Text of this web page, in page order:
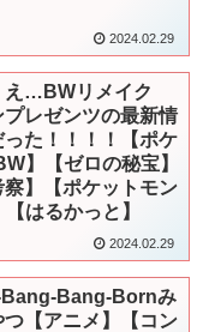
2024.02.29
え…BWリメイク
レゼンツの最新情
た！！！！【ポケ
】【ゼロの秘宝】
察】【ポケットモン
はるかっと】
2024.02.29
Bang-Bornみ
【アニメ】【コン